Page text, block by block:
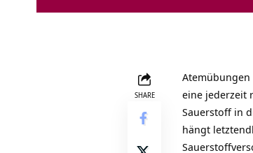
SHARE
Atemübungen
eine jederzeit
Sauerstoff in
hängt